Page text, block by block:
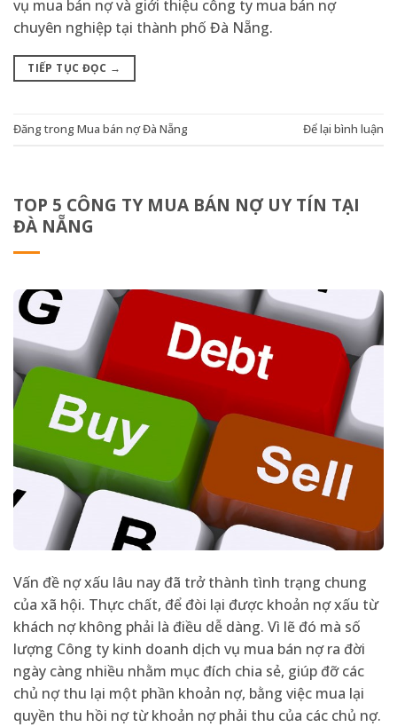
vụ mua bán nợ và giới thiệu công ty mua bán nợ
chuyên nghiệp tại thành phố Đà Nẵng.
TIẾP TỤC ĐỌC →
Đăng trongMua bán nợ Đà Nẵng Để lại bình luận
TOP 5 CÔNG TY MUA BÁN NỢ UY TÍN TẠI
ĐÀ NẴNG
Vấn đề nợ xấu lâu nay đã trở thành tình trạng chung
của xã hội. Thực chất, để đòi lại được khoản nợ xấu từ
khách nợ không phải là điều dễ dàng. Vì lẽ đó mà số
lượng Công ty kinh doanh dịch vụ mua bán nợ ra đời
ngày càng nhiều nhằm mục đích chia sẻ, giúp đỡ các
chủ nợ thu lại một phần khoản nợ, bằng việc mua lại
quyền thu hồi nợ từ khoản nợ phải thu của các chủ nợ.